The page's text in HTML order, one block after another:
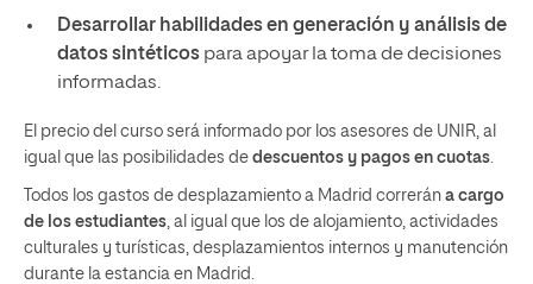
Desarrollar habilidades en generación y análisis de
datos sintéticospara apoyar la toma de decisiones
informadas.
El precio del curso será informado por los asesores de UNIR, al
igual que las posibilidades de descuentos y pagos en cuotas.
Todos los gastos de desplazamiento a Madrid correrán a cargo
de los estudiantes, al igual que los de alojamiento, actividades
culturales y turísticas, desplazamientos internos y manutención
durante la estancia en Madrid.